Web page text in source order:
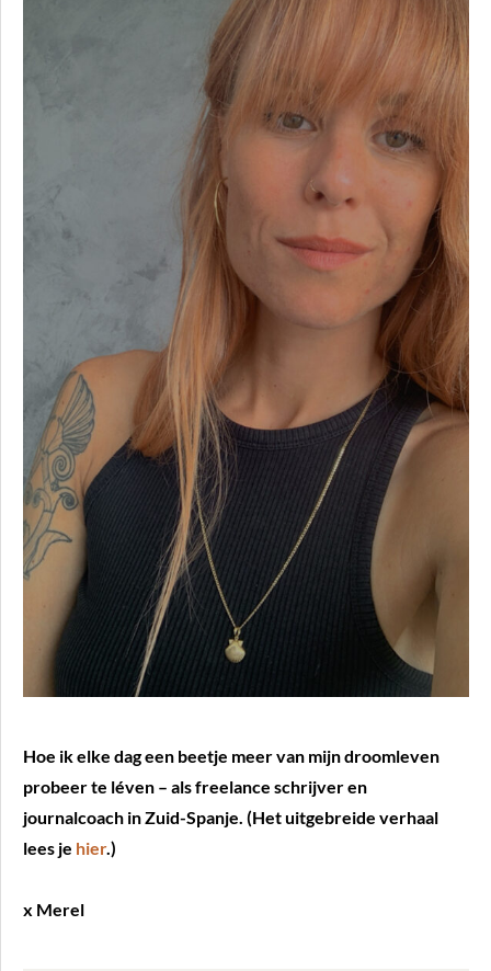
Hoe ik elke dag een beetje meer van mijn droomleven
probeer te léven – als freelance schrijver en
journalcoach in Zuid-Spanje. (Het uitgebreide verhaal
lees je hier.)
x Merel